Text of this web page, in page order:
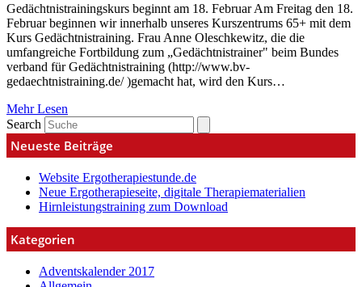
Gedächtnistrainingskurs beginnt am 18. Februar Am Freitag den 18.
Februar beginnen wir innerhalb unseres Kurszentrums 65+ mit dem
Kurs Gedächtnistraining. Frau Anne Oleschkewitz, die die
umfangreiche Fortbildung zum „Gedächtnistrainer" beim Bundes
verband für Gedächtnistraining (http://www.bv-
gedaechtnistraining.de/ )gemacht hat, wird den Kurs…
Mehr Lesen
Search
Neueste Beiträge
Website Ergotherapiestunde.de
Neue Ergotherapieseite, digitale Therapiematerialien
Hirnleistungstraining zum Download
Kategorien
Adventskalender 2017